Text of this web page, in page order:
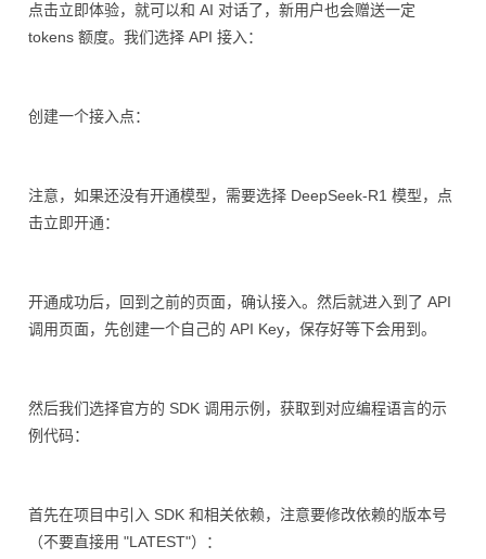
点击立即体验，就可以和 AI 对话了，新用户也会赠送一定
tokens 额度。我们选择 API 接入：
创建一个接入点：
注意，如果还没有开通模型，需要选择 DeepSeek-R1 模型，点
击立即开通：
开通成功后，回到之前的页面，确认接入。然后就进入到了 API
调用页面，先创建一个自己的 API Key，保存好等下会用到。
然后我们选择官方的 SDK 调用示例，获取到对应编程语言的示
例代码：
首先在项目中引入 SDK 和相关依赖，注意要修改依赖的版本号
（不要直接用 "LATEST"）：